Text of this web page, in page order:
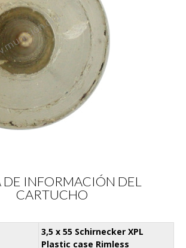
DE INFORMACIÓN DEL
CARTUCHO
3,5 x 55 Schirnecker XPL
Plastic case Rimless